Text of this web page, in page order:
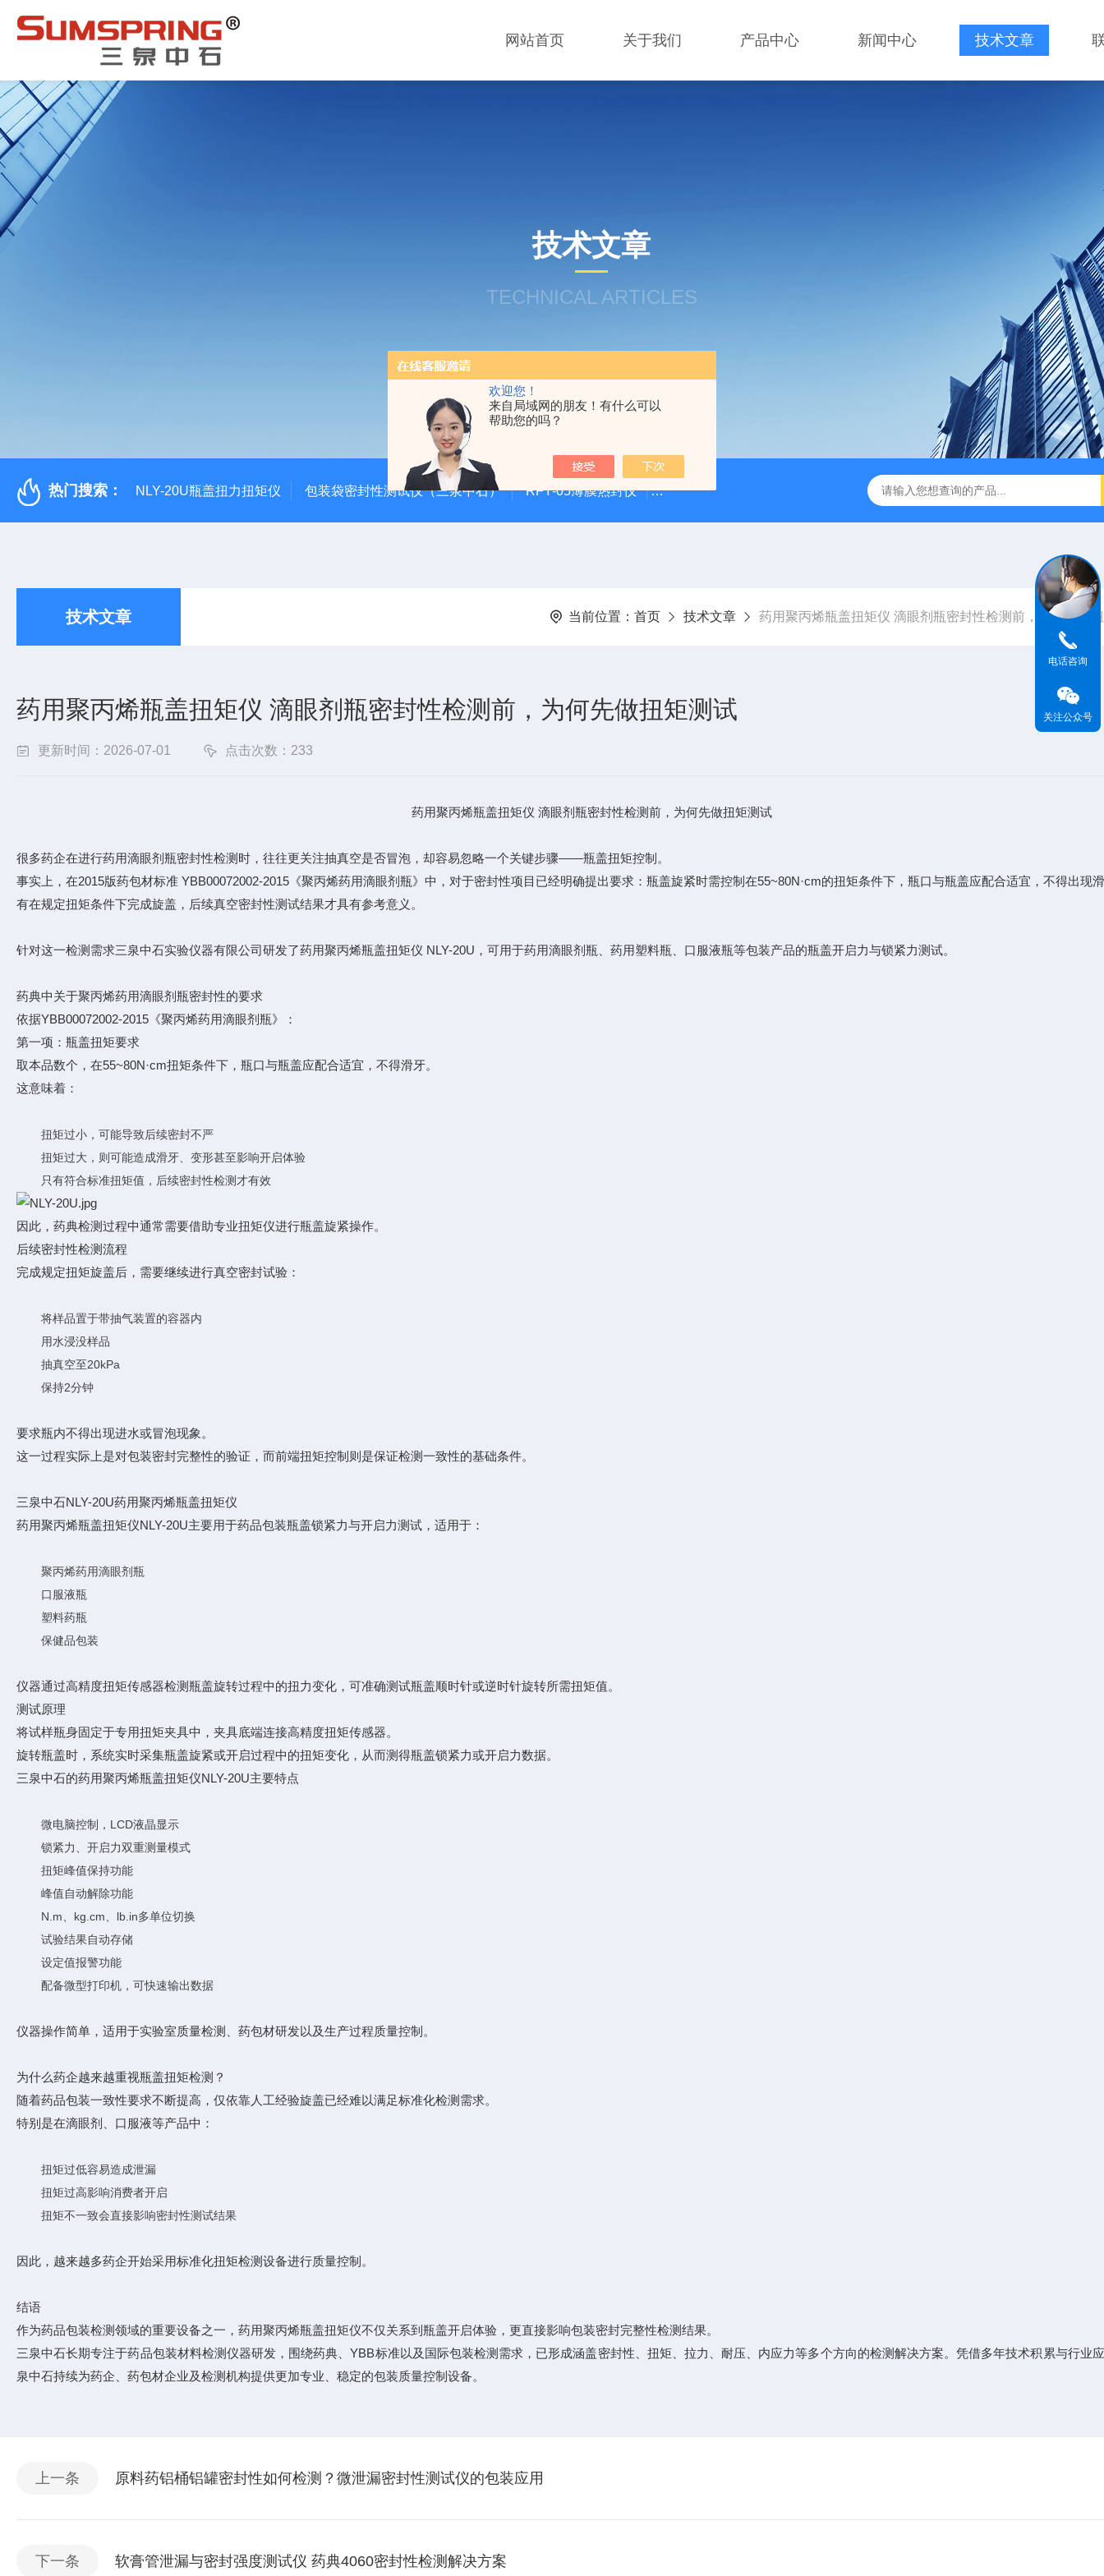
欢迎您！
来自局域网的朋友！有什么可以
帮助您的吗？
网站首页 关于我们 产品中心 新闻中心 技术文章
技术文章
TECHNICAL ARTICLES
热门搜索： NLY-20U瓶盖扭力扭矩仪 包装袋密封性测试仪（三泉中石） RFY-05薄膜热封仪 安瓿瓶折断力测试仪YBB00332002 金属箔片摆锤冲击测定仪
技术文章 当前位置： 首页 技术文章 药用聚丙烯瓶盖扭矩仪 滴眼剂瓶密封性检测前，为何先做
药用聚丙烯瓶盖扭矩仪 滴眼剂瓶密封性检测前，为何先做扭矩测试
更新时间：2026-07-01 点击次数：233
药用聚丙烯瓶盖扭矩仪 滴眼剂瓶密封性检测前，为何先做扭矩测试
很多药企在进行药用滴眼剂瓶密封性检测时，往往更关注抽真空是否冒泡，却容易忽略一个关键步骤——瓶盖扭矩控制。
事实上，在2015版药包材标准 YBB00072002-2015《聚丙烯药用滴眼剂瓶》中，对于密封性项目已经明确提出要求：瓶盖旋紧时需控制在55~80N·cm的扭矩条件下，瓶口与瓶盖应配合适宜，不得出现
有在规定扭矩条件下完成旋盖，后续真空密封性测试结果才具有参考意义。
针对这一检测需求三泉中石实验仪器有限公司研发了药用聚丙烯瓶盖扭矩仪 NLY-20U，可用于药用滴眼剂瓶、药用塑料瓶、口服液瓶等包装产品的瓶盖开启力与锁紧力测试。
药典中关于聚丙烯药用滴眼剂瓶密封性的要求
依据YBB00072002-2015《聚丙烯药用滴眼剂瓶》：
第一项：瓶盖扭矩要求
取本品数个，在55~80N·cm扭矩条件下，瓶口与瓶盖应配合适宜，不得滑牙。
这意味着：
扭矩过小，可能导致后续密封不严
扭矩过大，则可能造成滑牙、变形甚至影响开启体验
只有符合标准扭矩值，后续密封性检测才有效
因此，药典检测过程中通常需要借助专业扭矩仪进行瓶盖旋紧操作。
后续密封性检测流程
完成规定扭矩旋盖后，需要继续进行真空密封试验：
将样品置于带抽气装置的容器内
用水浸没样品
抽真空至20kPa
保持2分钟
要求瓶内不得出现进水或冒泡现象。
这一过程实际上是对包装密封完整性的验证，而前端扭矩控制则是保证检测一致性的基础条件。
三泉中石NLY-20U药用聚丙烯瓶盖扭矩仪
药用聚丙烯瓶盖扭矩仪NLY-20U主要用于药品包装瓶盖锁紧力与开启力测试，适用于：
聚丙烯药用滴眼剂瓶
口服液瓶
塑料药瓶
保健品包装
仪器通过高精度扭矩传感器检测瓶盖旋转过程中的扭力变化，可准确测试瓶盖顺时针或逆时针旋转所需扭矩值。
测试原理
将试样瓶身固定于专用扭矩夹具中，夹具底端连接高精度扭矩传感器。
旋转瓶盖时，系统实时采集瓶盖旋紧或开启过程中的扭矩变化，从而测得瓶盖锁紧力或开启力数据。
三泉中石的药用聚丙烯瓶盖扭矩仪NLY-20U主要特点
微电脑控制，LCD液晶显示
锁紧力、开启力双重测量模式
扭矩峰值保持功能
峰值自动解除功能
N.m、kg.cm、lb.in多单位切换
试验结果自动存储
设定值报警功能
配备微型打印机，可快速输出数据
仪器操作简单，适用于实验室质量检测、药包材研发以及生产过程质量控制。
为什么药企越来越重视瓶盖扭矩检测？
随着药品包装一致性要求不断提高，仅依靠人工经验旋盖已经难以满足标准化检测需求。
特别是在滴眼剂、口服液等产品中：
扭矩过低容易造成泄漏
扭矩过高影响消费者开启
扭矩不一致会直接影响密封性测试结果
因此，越来越多药企开始采用标准化扭矩检测设备进行质量控制。
结语
作为药品包装检测领域的重要设备之一，药用聚丙烯瓶盖扭矩仪不仅关系到瓶盖开启体验，更直接影响包装密封完整性检测结果。
三泉中石长期专注于药品包装材料检测仪器研发，围绕药典、YBB标准以及国际包装检测需求，已形成涵盖密封性、扭矩、拉力、耐压、内应力等多个方向的检测解决方案。凭借多年技术积累与行业
泉中石持续为药企、药包材企业及检测机构提供更加专业、稳定的包装质量控制设备。
上一条 原料药铝桶铝罐密封性如何检测？微泄漏密封性测试仪的包装应用
下一条 软膏管泄漏与密封强度测试仪 药典4060密封性检测解决方案
电话咨询
关注公众号